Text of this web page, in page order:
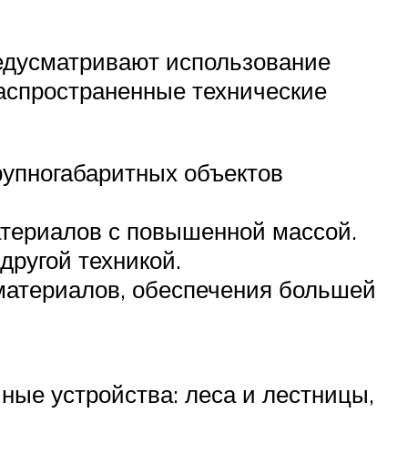
использование
технические
объектов
с повышенной массой.
техникой.
обеспечения большей
устройства: леса и лестницы,